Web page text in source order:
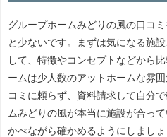
グループホームみどりの風の口コ
と少ないです。まずは気になる施
して、特徴やコンセプトなどから
ームは少人数のアットホームな雰
コミに頼らず、資料請求して自分
ムみどりの風が本当に施設が合っ
かべながら確かめるようにしましょ